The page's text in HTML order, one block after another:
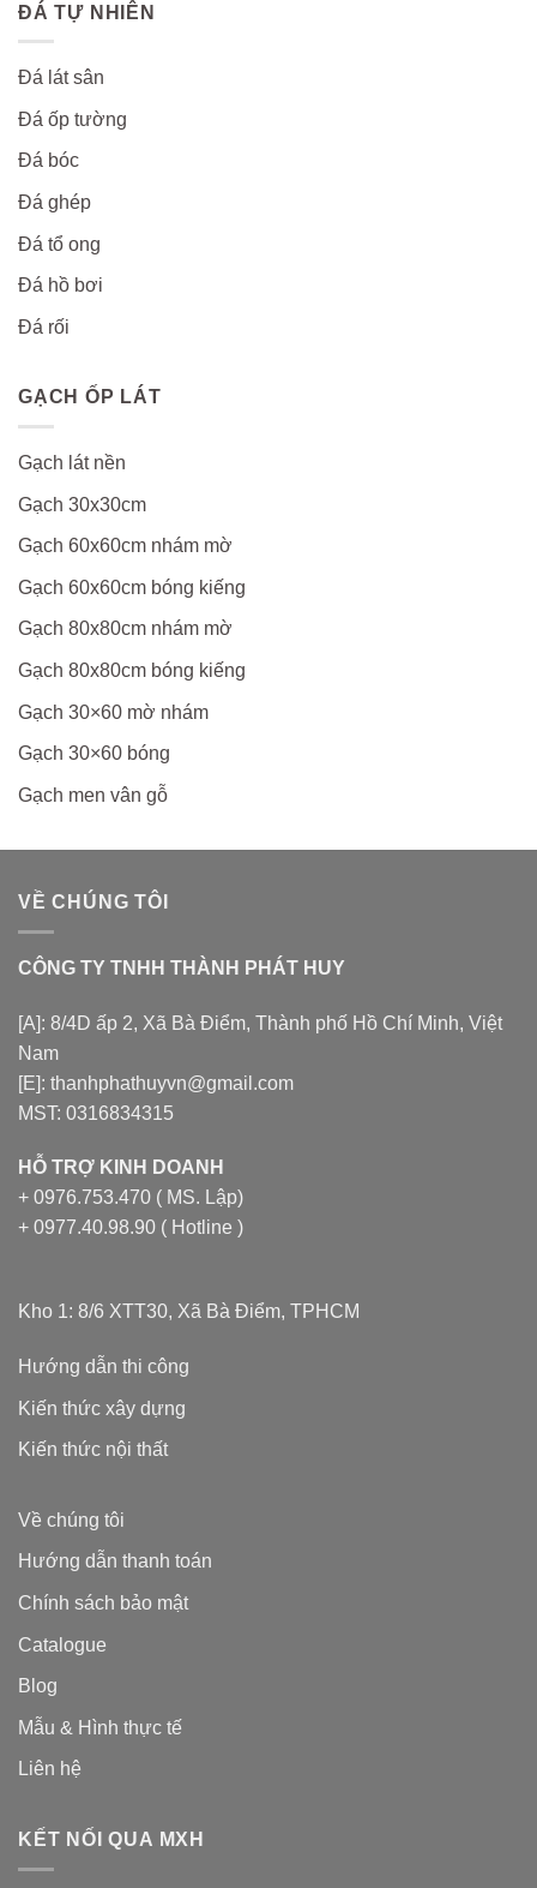
ĐÁ TỰ NHIÊN
Đá lát sân
Đá ốp tường
Đá bóc
Đá ghép
Đá tổ ong
Đá hồ bơi
Đá rối
GẠCH ỐP LÁT
Gạch lát nền
Gạch 30x30cm
Gạch 60x60cm nhám mờ
Gạch 60x60cm bóng kiếng
Gạch 80x80cm nhám mờ
Gạch 80x80cm bóng kiếng
Gạch 30×60 mờ nhám
Gạch 30×60 bóng
Gạch men vân gỗ
VỀ CHÚNG TÔI
CÔNG TY TNHH THÀNH PHÁT HUY
[A]: 8/4D ấp 2, Xã Bà Điểm, Thành phố Hồ Chí Minh, Việt
Nam
[E]: thanhphathuyvn@gmail.com
MST: 0316834315
HỖ TRỢ KINH DOANH
+ 0976.753.470 ( MS. Lập)
+ 0977.40.98.90 ( Hotline )
Kho 1: 8/6 XTT30, Xã Bà Điểm, TPHCM
Hướng dẫn thi công
Kiến thức xây dựng
Kiến thức nội thất
Về chúng tôi
Hướng dẫn thanh toán
Chính sách bảo mật
Catalogue
Blog
Mẫu & Hình thực tế
Liên hệ
KẾT NỐI QUA MXH